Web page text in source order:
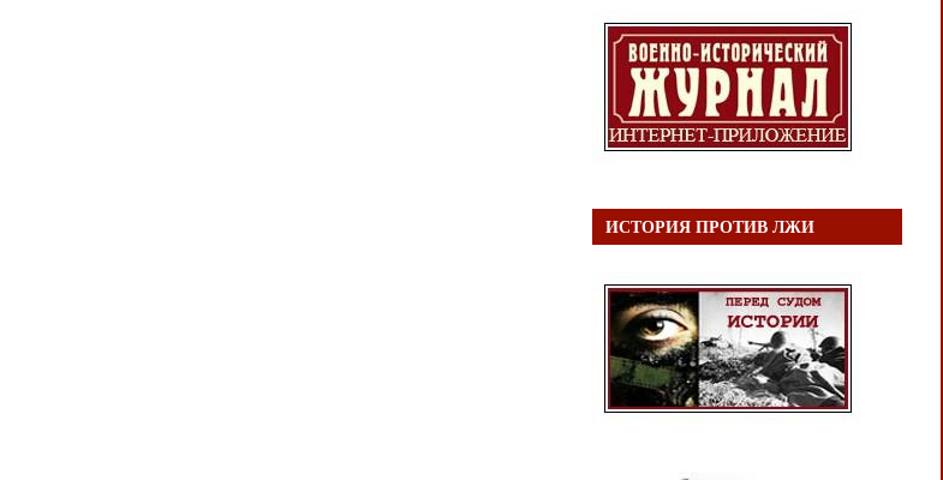
ИСТОРИЯ ПРОТИВ ЛЖИ